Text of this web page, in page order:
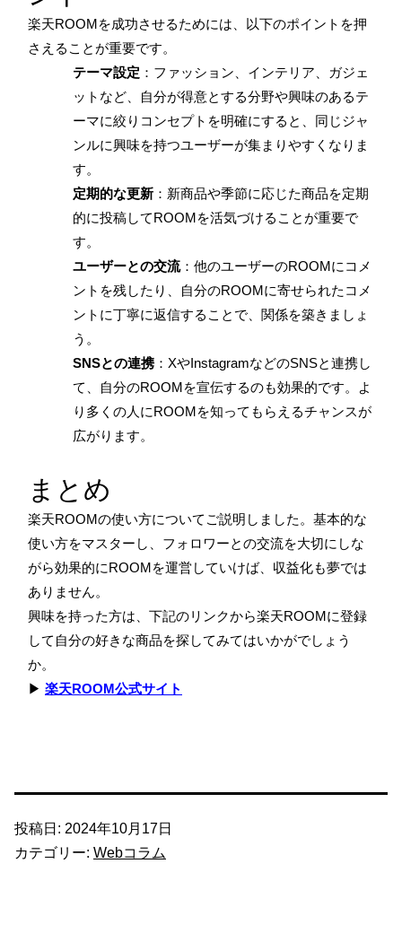
楽天ROOMを成功させるためには、以下のポイントを押
さえることが重要です。
テーマ設定 ：ファッション、インテリア、ガジェ
ットなど、自分が得意とする分野や興味のあるテ
ーマに絞りコンセプトを明確にすると、同じジャ
ンルに興味を持つユーザーが集まりやすくなりま
す。
定期的な更新 ：新商品や季節に応じた商品を定期
的に投稿してROOMを活気づけることが重要で
す。
ユーザーとの交流：他のユーザーのROOMにコメ
ントを残したり、自分のROOMに寄せられたコメ
ントに丁寧に返信することで、関係を築きましょ
う。
SNSとの連携 ：XやInstagramなどのSNSと連携し
て、自分のROOMを宣伝するのも効果的です。よ
り多くの人にROOMを知ってもらえるチャンスが
広がります。
まとめ
楽天ROOMの使い方についてご説明しました。基本的な
使い方をマスターし、フォロワーとの交流を大切にしな
がら効果的にROOMを運営していけば、収益化も夢では
ありません。
興味を持った方は、下記のリンクから楽天ROOMに登録
して自分の好きな商品を探してみてはいかがでしょう
か。
▶ 楽天ROOM公式サイト
投稿日: 2024年10月17日
カテゴリー: Webコラム